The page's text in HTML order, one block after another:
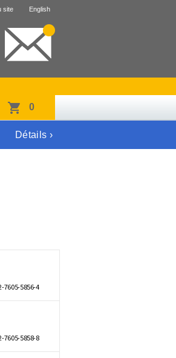
site English
0
Détails ›